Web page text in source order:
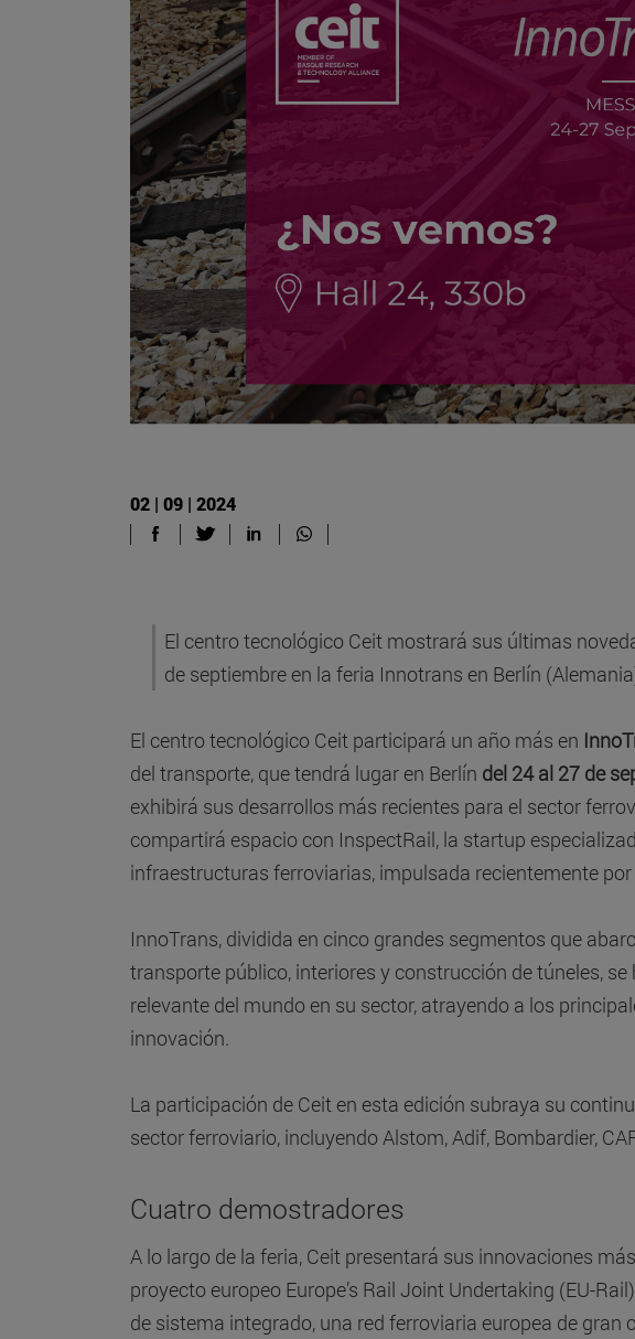
02 | 09 | 2024
El centro tecnológico Ceit mostrará sus últimas
de septiembre en la feria Innotrans en Berlín
El centro tecnológico Ceit participará un año más en
del transporte, que tendrá lugar en Berlín del 24 al 27 de
exhibirá sus desarrollos más recientes para el sector
compartirá espacio con InspectRail, la startup
infraestructuras ferroviarias, impulsada recientemente por
InnoTrans, dividida en cinco grandes segmentos que
transporte público, interiores y construcción de túneles,
relevante del mundo en su sector, atrayendo a los
innovación.
La participación de Ceit en esta edición subraya su
sector ferroviario, incluyendo Alstom, Adif, Bombardier,
Cuatro demostradores
A lo largo de la feria, Ceit presentará sus innovaciones
proyecto europeo Europe’s Rail Joint Undertaking (EU-
de sistema integrado, una red ferroviaria europea de